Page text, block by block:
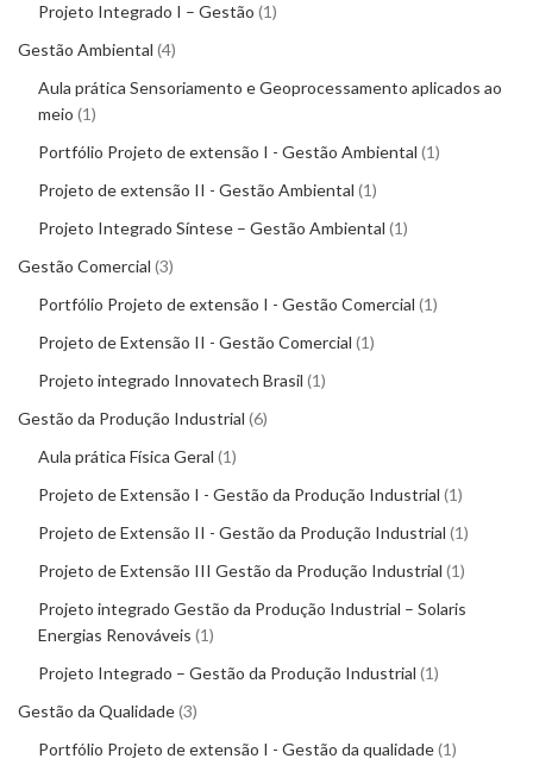
Projeto Integrado I – Gestão 1
Gestão Ambiental 4
Aula prática Sensoriamento e Geoprocessamento aplicados ao
meio 1
Portfólio Projeto de extensão I - Gestão Ambiental 1
Projeto de extensão II - Gestão Ambiental 1
Projeto Integrado Síntese – Gestão Ambiental 1
Gestão Comercial 3
Portfólio Projeto de extensão I - Gestão Comercial 1
Projeto de Extensão II - Gestão Comercial 1
Projeto integrado Innovatech Brasil 1
Gestão da Produção Industrial 6
Aula prática Física Geral 1
Projeto de Extensão I - Gestão da Produção Industrial 1
Projeto de Extensão II - Gestão da Produção Industrial 1
Projeto de Extensão III Gestão da Produção Industrial 1
Projeto integrado Gestão da Produção Industrial – Solaris
Energias Renováveis 1
Projeto Integrado – Gestão da Produção Industrial 1
Gestão da Qualidade 3
Portfólio Projeto de extensão I - Gestão da qualidade 1